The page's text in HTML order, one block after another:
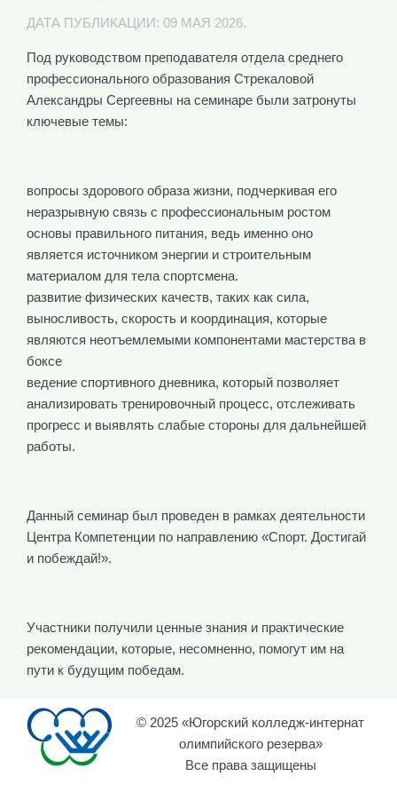
ДАТА ПУБЛИКАЦИИ: 09 МАЯ 2026.
Под руководством преподавателя отдела среднего
профессионального образования Стрекаловой
Александры Сергеевны на семинаре были затронуты
ключевые темы:
вопросы здорового образа жизни, подчеркивая его
неразрывную связь с профессиональным ростом
основы правильного питания, ведь именно оно
является источником энергии и строительным
материалом для тела спортсмена.
развитие физических качеств, таких как сила,
выносливость, скорость и координация, которые
являются неотъемлемыми компонентами мастерства в
боксе
ведение спортивного дневника, который позволяет
анализировать тренировочный процесс, отслеживать
прогресс и выявлять слабые стороны для дальнейшей
работы.
Данный семинар был проведен в рамках деятельности
Центра Компетенции по направлению «Спорт. Достигай
и побеждай!».
Участники получили ценные знания и практические
рекомендации, которые, несомненно, помогут им на
пути к будущим победам.
© 2025 «Югорский колледж-интернат
олимпийского резерва»
Все права защищены